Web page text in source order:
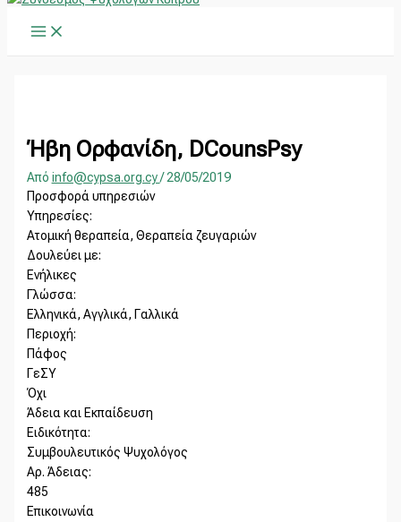
Μετάβαση
Main
Ήβη Ορφανίδη, DCounsPsy
Από info@cypsa.org.cy/28/05/2019
Προσφορά υπηρεσιών
Υπηρεσίες:
Ατομική θεραπεία, Θεραπεία ζευγαριών
Δουλεύει με:
Ενήλικες
Γλώσσα:
Ελληνικά, Αγγλικά, Γαλλικά
Περιοχή:
Πάφος
ΓεΣΥ
Όχι
Άδεια και Εκπαίδευση
Ειδικότητα:
Συμβουλευτικός Ψυχολόγος
Αρ. Άδειας:
485
Επικοινωνία
ν
τ
η
γ
ι
α
:
Main
Menu